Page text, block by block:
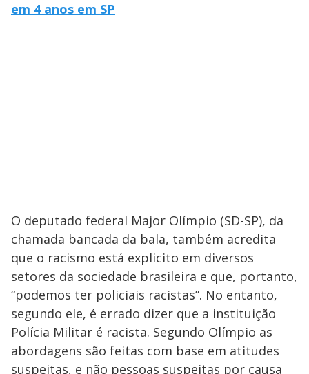
em 4 anos em SP
O deputado federal Major Olímpio (SD-SP), da
chamada bancada da bala, também acredita
que o racismo está explicito em diversos
setores da sociedade brasileira e que, portanto,
“podemos ter policiais racistas”. No entanto,
segundo ele, é errado dizer que a instituição
Polícia Militar é racista. Segundo Olímpio as
abordagens são feitas com base em atitudes
suspeitas, e não pessoas suspeitas por causa